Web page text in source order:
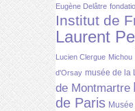
Eugène Delâtre
Institut de
Laurent
Lucien Clergue Michou
d'Orsay musée de la
de Montmartre
de Paris